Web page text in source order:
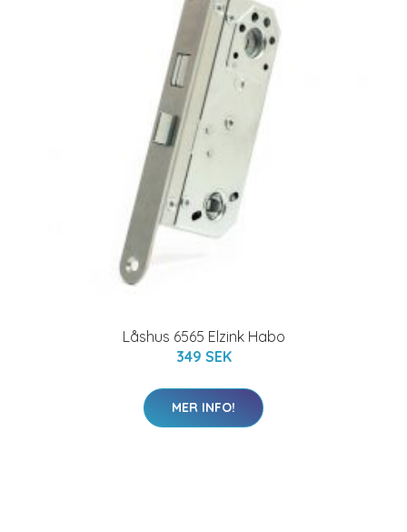
Låshus 6565 Elzink Habo
349 SEK
MER INFO!